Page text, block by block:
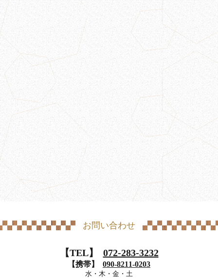
お問い合わせ
【TEL】 072-283-3232
【携帯】 090-8211-0203
水・木・金・土